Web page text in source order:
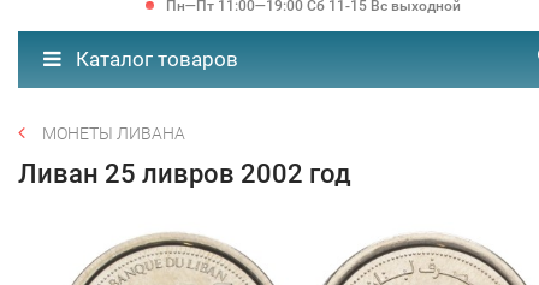
Пн—Пт 11:00—19:00 Сб 11-15 Вс выходной
Каталог товаров
МОНЕТЫ ЛИВАНА
Ливан 25 ливров 2002 год